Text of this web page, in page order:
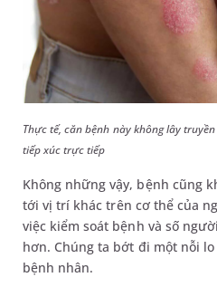
Thực tế, căn bệnh này không lây
tiếp xúc trực tiếp
Không những vậy, bệnh cũng
tới vị trí khác trên cơ thể của
việc kiểm soát bệnh và số
hơn. Chúng ta bớt đi một nỗi
bệnh nhân.